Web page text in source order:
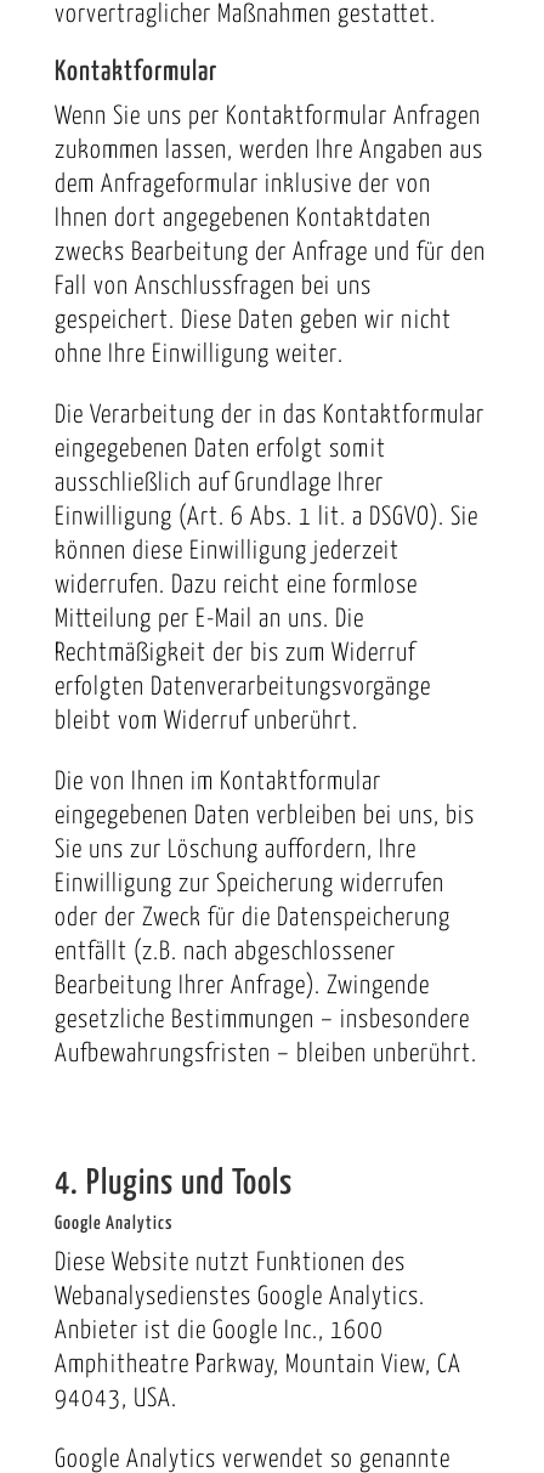
vorvertraglicher Maßnahmen gestattet.
Kontaktformular
Wenn Sie uns per Kontaktformular Anfragen
zukommen lassen, werden Ihre Angaben aus
dem Anfrageformular inklusive der von
Ihnen dort angegebenen Kontaktdaten
zwecks Bearbeitung der Anfrage und für den
Fall von Anschlussfragen bei uns
gespeichert. Diese Daten geben wir nicht
ohne Ihre Einwilligung weiter.
Die Verarbeitung der in das Kontaktformular
eingegebenen Daten erfolgt somit
ausschließlich auf Grundlage Ihrer
Einwilligung (Art. 6 Abs. 1 lit. a DSGVO). Sie
können diese Einwilligung jederzeit
widerrufen. Dazu reicht eine formlose
Mitteilung per E-Mail an uns. Die
Rechtmäßigkeit der bis zum Widerruf
erfolgten Datenverarbeitungsvorgänge
bleibt vom Widerruf unberührt.
Die von Ihnen im Kontaktformular
eingegebenen Daten verbleiben bei uns, bis
Sie uns zur Löschung auffordern, Ihre
Einwilligung zur Speicherung widerrufen
oder der Zweck für die Datenspeicherung
entfällt (z.B. nach abgeschlossener
Bearbeitung Ihrer Anfrage). Zwingende
gesetzliche Bestimmungen – insbesondere
Aufbewahrungsfristen – bleiben unberührt.
4. Plugins und Tools
Google Analytics
Diese Website nutzt Funktionen des
Webanalysedienstes Google Analytics.
Anbieter ist die Google Inc., 1600
Amphitheatre Parkway, Mountain View, CA
94043, USA.
Google Analytics verwendet so genannte